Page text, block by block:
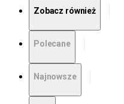
Zobacz również
Polecane
Najnowsze